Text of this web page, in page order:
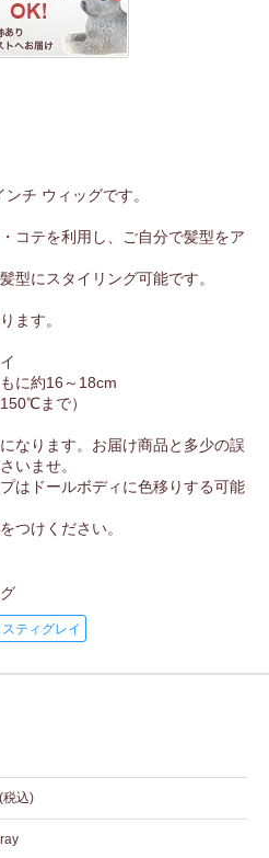
チ ウィッグです。
コテを利用し、ご自分で髪型をア
型にスタイリング可能です。
ます。
約16～18cm
まで）
なります。お届け商品と多少の誤
いませ。
はドールボディに色移りする可能
つけください。
ティグレイ
税込)